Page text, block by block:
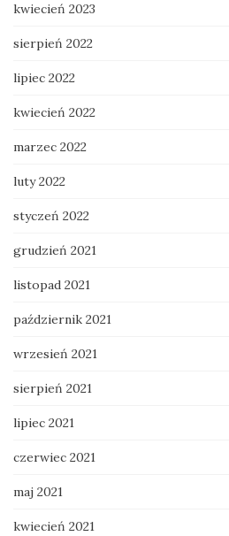
kwiecień 2023
sierpień 2022
lipiec 2022
kwiecień 2022
marzec 2022
luty 2022
styczeń 2022
grudzień 2021
listopad 2021
październik 2021
wrzesień 2021
sierpień 2021
lipiec 2021
czerwiec 2021
maj 2021
kwiecień 2021